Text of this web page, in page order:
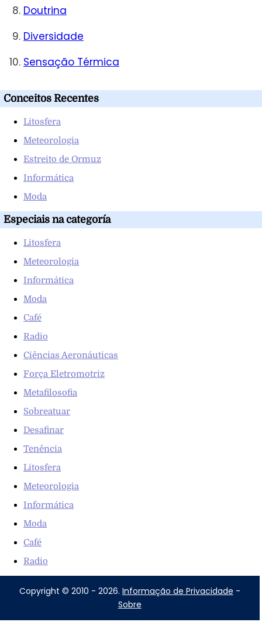
Doutrina
Diversidade
Sensação Térmica
Conceitos Recentes
Litosfera
Meteorologia
Estreito de Ormuz
Informática
Moda
Especiais na categoría
Litosfera
Meteorologia
Informática
Moda
Café
Radio
Ciências Aeronáuticas
Força Eletromotriz
Metafilosofia
Sobreatuar
Desafinar
Tenência
Litosfera
Meteorologia
Informática
Moda
Café
Radio
Copyright © 2010 - 2026. Informação de Privacidade -
Sobre